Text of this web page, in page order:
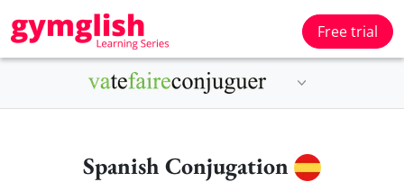
Free trial
Spanish Conjugation